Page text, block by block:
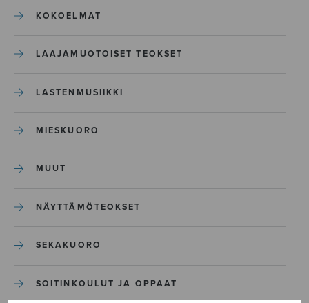
KOKOELMAT
LAAJAMUOTOISET TEOKSET
LASTENMUSIIKKI
MIESKUORO
MUUT
NÄYTTÄMÖTEOKSET
SEKAKUORO
SOITINKOULUT JA OPPAAT